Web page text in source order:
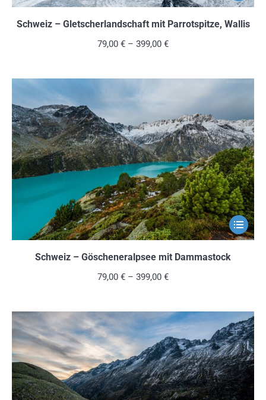
Produkt
weist
Optionen
können
auf
der
gewählt
werden
Schweiz – Gletscherlandschaft mit Parrotspitze, Wallis
79,00 € – 399,00 €
Dieses
Produkt
weist
Die
Optionen
können
auf
der
Schweiz – Göscheneralpsee mit Dammastock
79,00 € – 399,00 €